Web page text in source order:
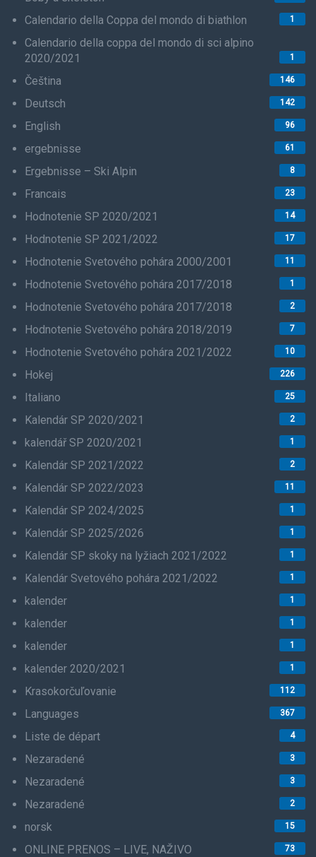
Calendario della Coppa del mondo di biathlon 1
Calendario della coppa del mondo di sci alpino
2020/2021
1
Čeština 146
Deutsch 142
English 96
ergebnisse 61
Ergebnisse – Ski Alpin 8
Francais 23
Hodnotenie SP 2020/2021 14
Hodnotenie SP 2021/2022 17
Hodnotenie Svetového pohára 2000/2001 11
Hodnotenie Svetového pohára 2017/2018 1
Hodnotenie Svetového pohára 2017/2018 2
Hodnotenie Svetového pohára 2018/2019 7
Hodnotenie Svetového pohára 2021/2022 10
Hokej 226
Italiano 25
Kalendár SP 2020/2021 2
kalendář SP 2020/2021 1
Kalendár SP 2021/2022 2
Kalendár SP 2022/2023 11
Kalendár SP 2024/2025 1
Kalendár SP 2025/2026 1
Kalendár SP skoky na lyžiach 2021/2022 1
Kalendár Svetového pohára 2021/2022 1
kalender 1
kalender 1
kalender 1
kalender 2020/2021 1
Krasokorčuľovanie 112
Languages 367
Liste de départ 4
Nezaradené 3
Nezaradené 3
Nezaradené 2
norsk 15
ONLINE PRENOS – LIVE, NAŽIVO 73